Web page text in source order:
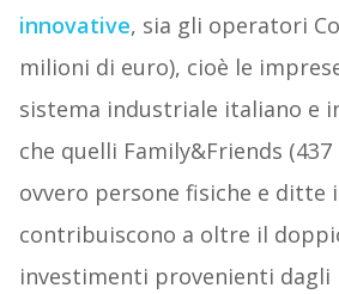
innovative, sia gli operatori
milioni di euro), cioè le
sistema industriale italiano e
che quelli Family&Friends
ovvero persone fisiche e ditte
contribuiscono a oltre il
investimenti provenienti